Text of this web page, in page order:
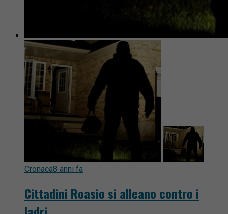
Cronaca8 anni fa
Cittadini Roasio si alleano contro i